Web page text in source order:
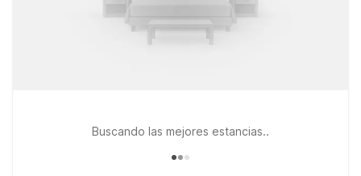
Buscando las mejores estancias..